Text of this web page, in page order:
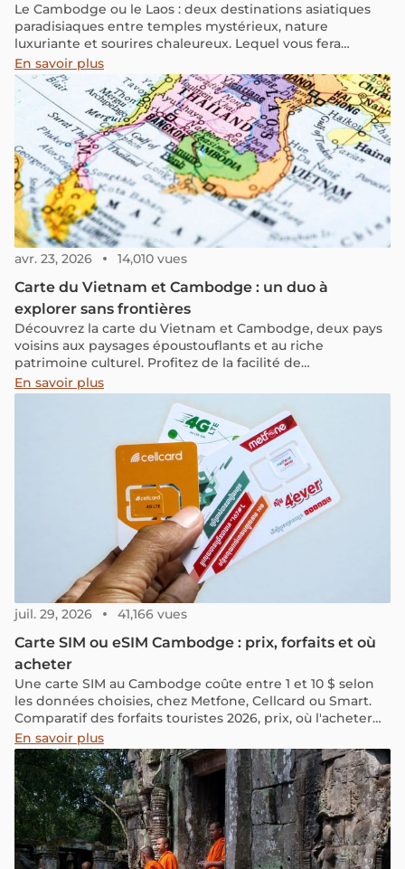
Le Cambodge ou le Laos : deux destinations asiatiques
paradisiaques entre temples mystérieux, nature
luxuriante et sourires chaleureux. Lequel vous fera
craquer ? Découvrez leurs atouts respectifs.
En savoir plus
avr. 23, 2026 14,010 vues
Carte du Vietnam et Cambodge : un duo à
explorer sans frontières
Découvrez la carte du Vietnam et Cambodge, deux pays
voisins aux paysages époustouflants et au riche
patrimoine culturel. Profitez de la facilité de
déplacement entre eux et explorez notre carte,
suggestions d'itinéraires et conseils pratiques pour un
voyage inoubliable. Prêt à partir ?
En savoir plus
juil. 29, 2026 41,166 vues
Carte SIM ou eSIM Cambodge : prix, forfaits et où
acheter
Une carte SIM au Cambodge coûte entre 1 et 10 $ selon
les données choisies, chez Metfone, Cellcard ou Smart.
Comparatif des forfaits touristes 2026, prix, où l'acheter
(boutiques, aéroports, en ligne) et différence eSIM / SIM
physique.
En savoir plus